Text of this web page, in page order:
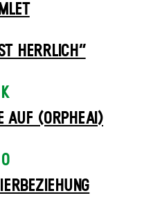
HERRLICH“
K
AUF (ORPHEAI)
O